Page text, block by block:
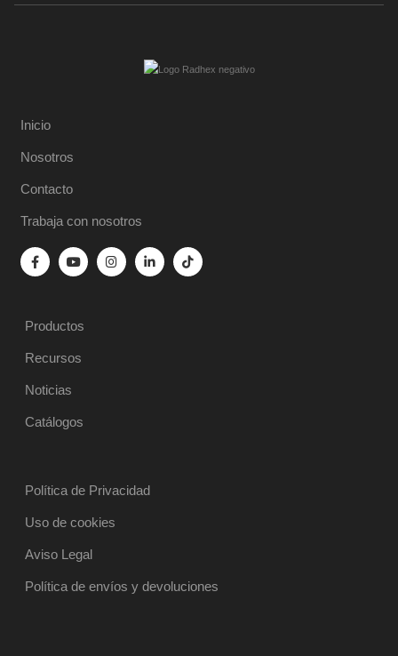
Inicio
Nosotros
Contacto
Trabaja con nosotros
Productos
Recursos
Noticias
Catálogos
Política de Privacidad
Uso de cookies
Aviso Legal
Política de envíos y devoluciones